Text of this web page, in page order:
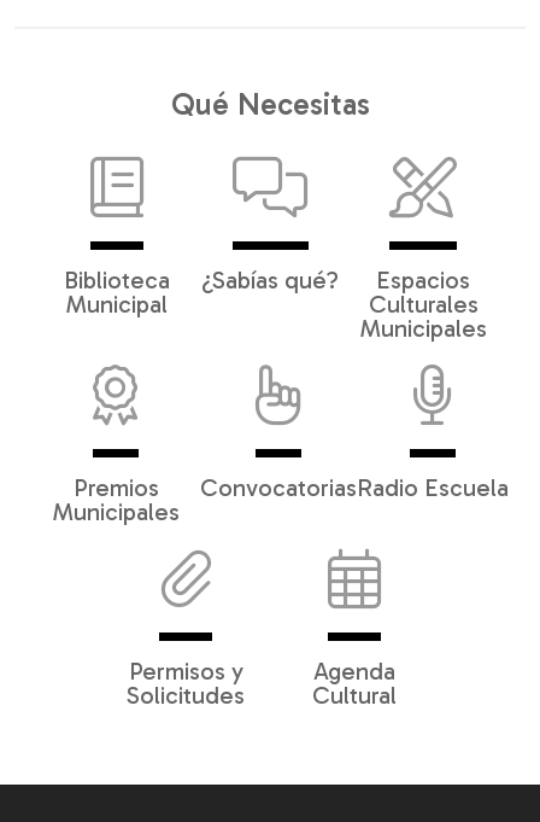
Qué Necesitas
Biblioteca
Municipal
¿Sabías qué?
Espacios
Culturales
Municipales
Premios
Municipales
ConvocatoriasRadio Escuela
Permisos y
Solicitudes
Agenda
Cultural